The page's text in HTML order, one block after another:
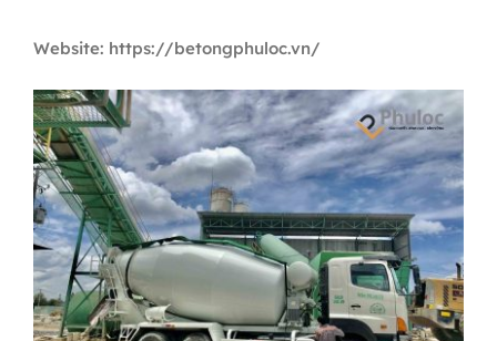
Website: https://betongphuloc.vn/